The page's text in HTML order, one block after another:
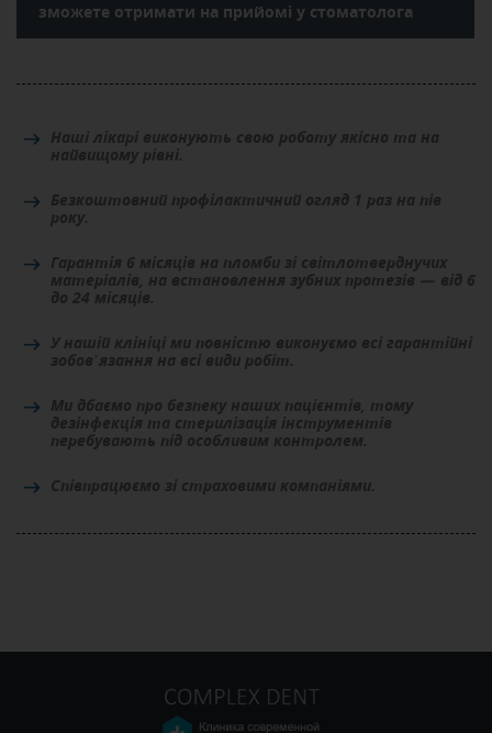
зможете отримати на прийомі у стоматолога
Наші лікарі виконують свою роботу якісно та на
найвищому рівні.
Безкоштовний профілактичний огляд 1 раз на пів
року.
Гарантія 6 місяців на пломби зі світлотверднучих
матеріалів, на встановлення зубних протезів — від 6
до 24 місяців.
У нашій клініці ми повністю виконуємо всі гарантійні
зобов’язання на всі види робіт.
Ми дбаємо про безпеку наших пацієнтів, тому
дезінфекція та стерилізація інструментів
перебувають під особливим контролем.
Співпрацюємо зі страховими компаніями.